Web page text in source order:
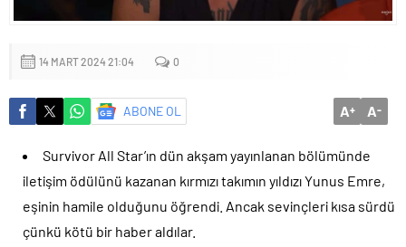
14 MART 2024 21:04 0
ABONE OL A+ A-
Survivor All Star’ın dün akşam yayınlanan bölümünde
iletişim ödülünü kazanan kırmızı takımın yıldızı Yunus Emre,
eşinin hamile olduğunu öğrendi. Ancak sevinçleri kısa sürdü
çünkü kötü bir haber aldılar.